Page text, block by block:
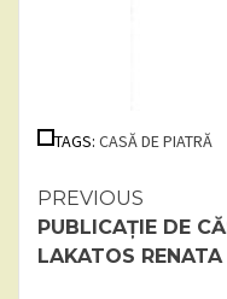
TAGS: CASĂ DE PIATRĂ
Continue
Reading
PREVIOUS
PUBLICAȚIE DE
LAKATOS RENATA